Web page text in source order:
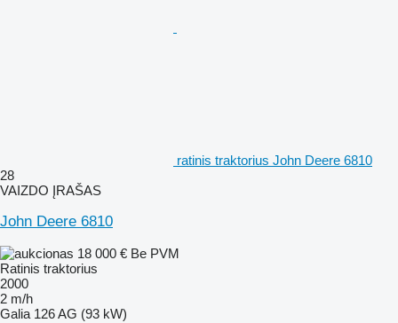
ratinis traktorius John Deere 6810
28
VAIZDO ĮRAŠAS
John Deere 6810
18 000 € Be PVM
Ratinis traktorius
2000
2 m/h
Galia 126 AG (93 kW)